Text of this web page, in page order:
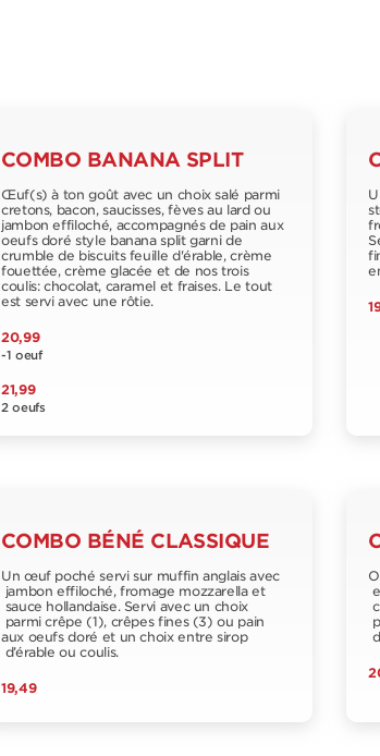
COMBO BANANA SPLIT
Œuf(s) à ton goût avec un choix salé parmi
cretons, bacon, saucisses, fèves au lard ou
jambon effiloché, accompagnés de pain aux
oeufs doré style banana split garni de
crumble de biscuits feuille d'érable, crème
fouettée, crème glacée et de nos trois
coulis: chocolat, caramel et fraises. Le tout
est servi avec une rôtie.
20,99
-1 oeuf
21,99
2 oeufs
COMBO BÉNÉ CLASSIQUE
Un œuf poché servi sur muffin anglais avec
jambon effiloché, fromage mozzarella et
sauce hollandaise. Servi avec un choix
parmi crêpe (1), crêpes fines (3) ou pain
aux oeufs doré et un choix entre sirop
d’érable ou coulis.
19,49